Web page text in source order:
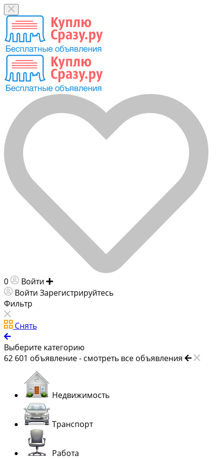
0 Войти
Войти Зарегистрируйтесь
Фильтр
Снять
Выберите категорию
62 601 объявление - смотреть все объявления
Недвижимость
Транспорт
Работа